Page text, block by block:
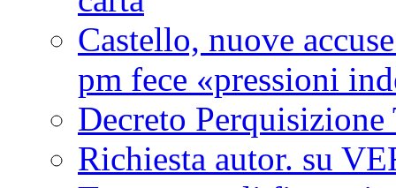
Castello, nuove
pm fece «pressioni
Decreto Perquisizione
Richiesta autor. su